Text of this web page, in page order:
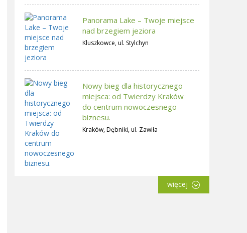
Panorama Lake – Twoje miejsce
nad brzegiem jeziora
Kluszkowce, ul. Stylchyn
Nowy bieg dla historycznego
miejsca: od Twierdzy Kraków
do centrum nowoczesnego
biznesu.
Kraków, Dębniki, ul. Zawiła
więcej